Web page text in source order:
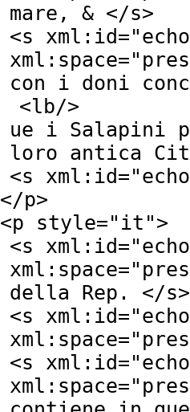
mare, & </s>
<s xml:id="
xml:space="
con i doni
<lb/>
ue i Salapini
loro antica
<s xml:id="
</p>
<p style=" it ">
<s xml:id="
xml:space="
della Rep. </s>
<s xml:id="
xml:space="
<s xml:id="
xml:space="